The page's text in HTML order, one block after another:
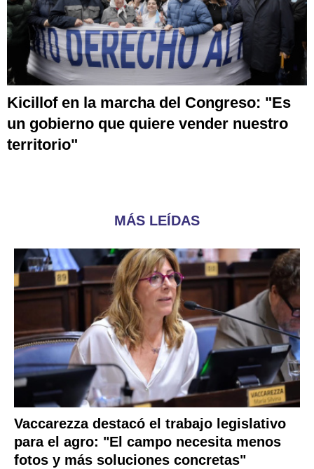
Kicillof en la marcha del Congreso: "Es
un gobierno que quiere vender nuestro
territorio"
MÁS LEÍDAS
Vaccarezza destacó el trabajo legislativo
para el agro: "El campo necesita menos
fotos y más soluciones concretas"